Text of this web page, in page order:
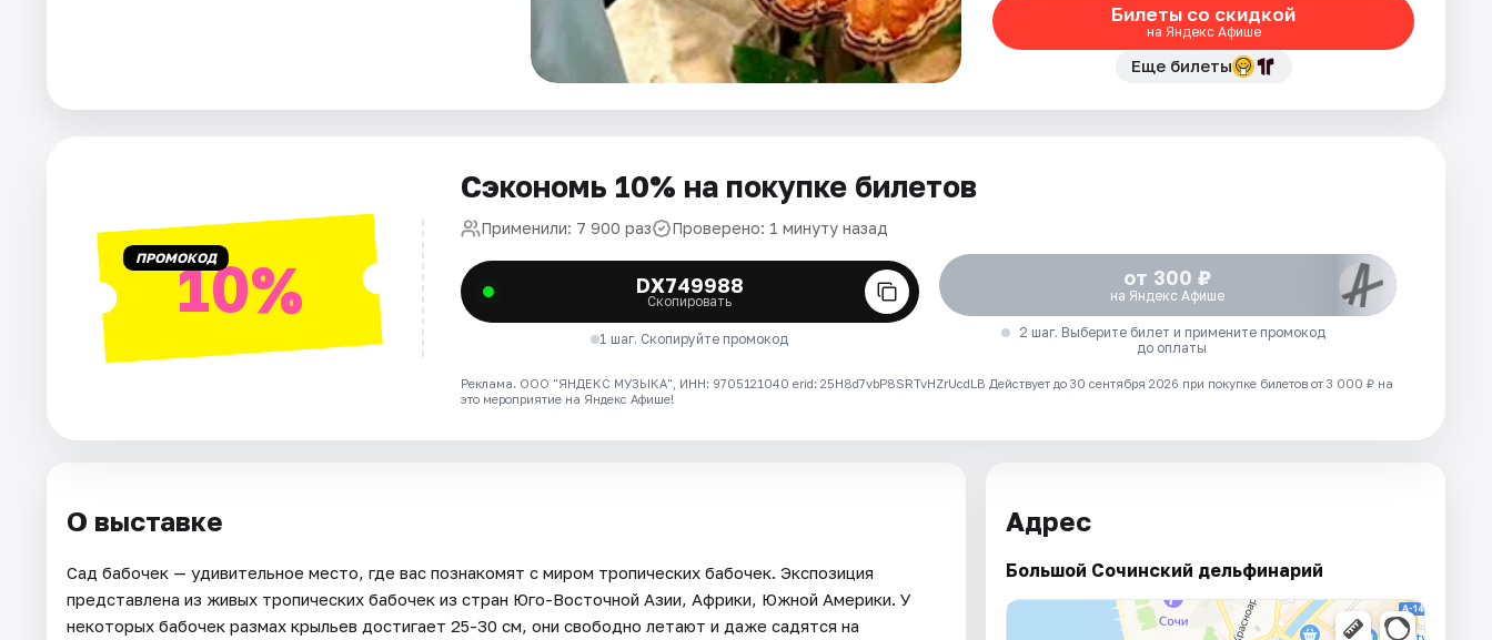
Билеты со скидкой
на Яндекс Афише
Еще билеты
ПРОМОКОД10%
Сэкономь 10% на покупке билетов
Применили: 7 900 раз Проверено: 1 минуту назад
DX749988
Скопировать
1 шаг. Скопируйте промокод
от 300 ₽
на Яндекс Афише
2 шаг. Выберите билет и примените промокод
до оплаты
Реклама. ООО "ЯНДЕКС МУЗЫКА", ИНН: 9705121040 erid: 25H8d7vbP8SRTvHZrUcdLB Действует до 30 сентября 2026 при покупке билетов от 3 000 ₽ на
это мероприятие на Яндекс Афише!
О выставке
Сад бабочек — удивительное место, где вас познакомят с миром тропических бабочек. Экспозиция
представлена из живых тропических бабочек из стран Юго-Восточной Азии, Африки, Южной Америки. У
некоторых бабочек размах крыльев достигает 25-30 см, они свободно летают и даже садятся на
Адрес
Большой Сочинский дельфинарий